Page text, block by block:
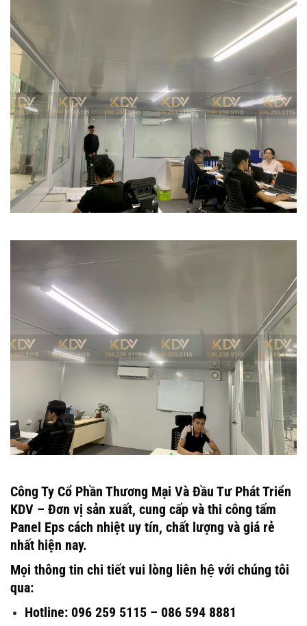
Công Ty Cổ Phần Thương Mại Và Đầu Tư Phát Triển
KDV – Đơn vị sản xuất, cung cấp và thi công tấm
Panel Eps cách nhiệt uy tín, chất lượng và giá rẻ
nhất hiện nay.
Mọi thông tin chi tiết vui lòng liên hệ với chúng tôi
qua:
Hotline: 096 259 5115 – 086 594 8881